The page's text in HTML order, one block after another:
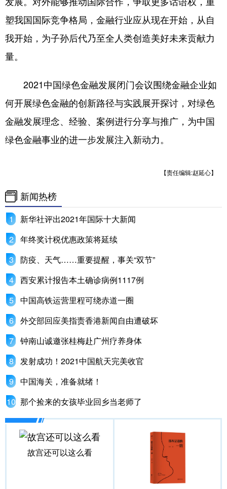
塑我国国际竞争格局，金融行业应从现在开始，从自
我开始，为子孙后代乃至全人类创造美好未来贡献力
量。
2021中国绿色金融发展闭门会议围绕金融企业如
何开展绿色金融的创新路径与实践展开探讨，对绿色
金融发展理念、经验、案例进行分享与推广，为中国
绿色金融事业的进一步发展注入新动力。
【责任编辑:赵延心】
新闻热榜
新华社评出2021年国际十大新闻
年终奖计税优惠政策将延续
防疫、天气……重要提醒，事关“双节”
西安累计报告本土确诊病例1117例
中国高铁运营里程可绕赤道一圈
外交部回应美指责香港新闻自由遭破坏
钟南山诚邀张桂梅赴广州疗养身体
发射成功！2021中国航天完美收官
中国海关，准备就绪！
那个捡来的女孩毕业回乡当老师了
故宫还可以这么看